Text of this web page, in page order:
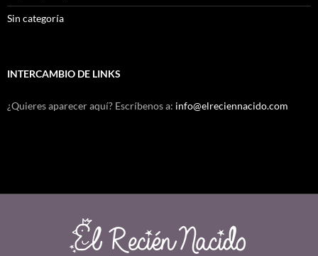
Sin categoría
INTERCAMBIO DE LINKS
¿Quieres aparecer aquí? Escríbenos a: info@elreciennacido.com